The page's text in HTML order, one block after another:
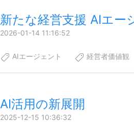
新たな経営支援 AIエー
2026-01-14 11:16:52
AIエージェント 経営者価値観
AI活用の新展開
2025-12-15 10:36:32